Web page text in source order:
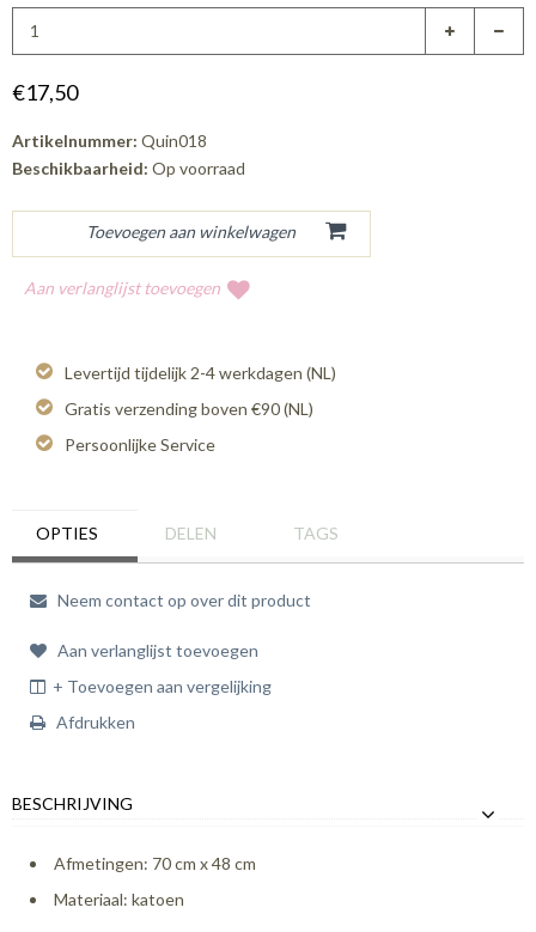
€17,50
Artikelnummer: Quin018
Beschikbaarheid: Op voorraad
Aan verlanglijst toevoegen
Levertijd tijdelijk 2-4 werkdagen (NL)
Gratis verzending boven €90 (NL)
Persoonlijke Service
OPTIES DELEN TAGS
Neem contact op over dit product
Aan verlanglijst toevoegen
+ Toevoegen aan vergelijking
Afdrukken
BESCHRIJVING
Afmetingen: 70 cm x 48 cm
Materiaal: katoen